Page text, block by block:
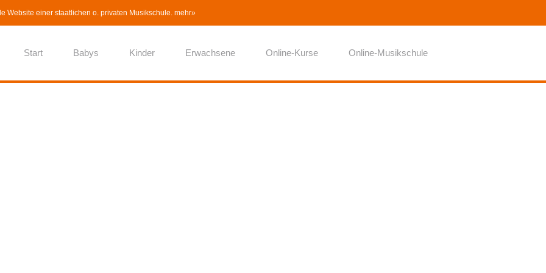
Website einer staatlichen o. privaten Musikschule. mehr»
Start Babys Kinder Erwachsene Online-Kurse Online-Musikschule